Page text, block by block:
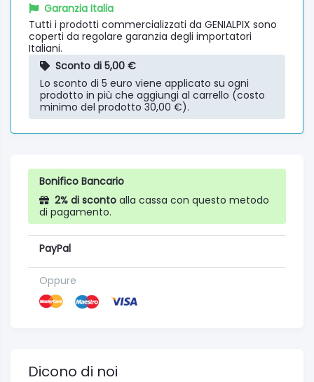
Garanzia Italia
Tutti i prodotti commercializzati da GENIALPIX sono
coperti da regolare garanzia degli importatori
Italiani.
Sconto di 5,00 €
Lo sconto di 5 euro viene applicato su ogni
prodotto in più che aggiungi al carrello (costo
minimo del prodotto 30,00 €).
Bonifico Bancario
2% di sconto alla cassa con questo metodo
di pagamento.
PayPal
Oppure
Dicono di noi